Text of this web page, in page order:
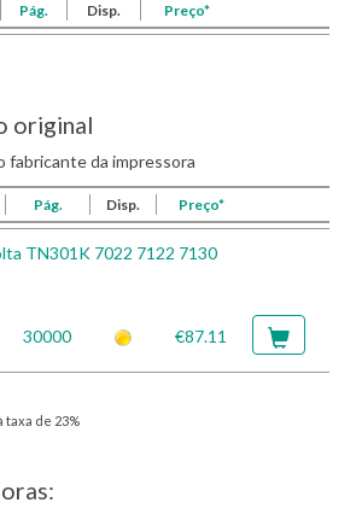
Pág. Disp. Preço*
original
fabricante da impressora
Pág. Disp. Preço*
TN301K 7022 7122 7130
30000 €87.11
taxa de 23%